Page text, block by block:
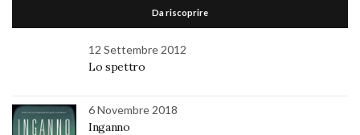
Da riscoprire
12 Settembre 2012
Lo spettro
6 Novembre 2018
Inganno